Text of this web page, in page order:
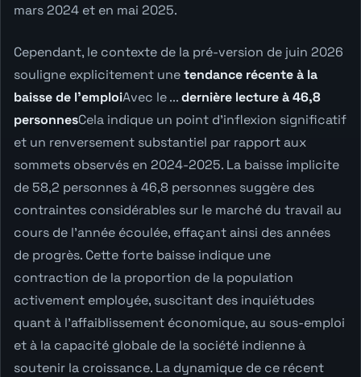
mars 2024 et en mai 2025.
Cependant, le contexte de la pré-version de juin 2026
souligne explicitement unetendance récente à la
baisse de l'emploiAvec le ...dernière lecture à 46,8
personnesCela indique un point d'inflexion significatif
et un renversement substantiel par rapport aux
sommets observés en 2024-2025. La baisse implicite
de 58,2 personnes à 46,8 personnes suggère des
contraintes considérables sur le marché du travail au
cours de l'année écoulée, effaçant ainsi des années
de progrès. Cette forte baisse indique une
contraction de la proportion de la population
activement employée, suscitant des inquiétudes
quant à l'affaiblissement économique, au sous-emploi
et à la capacité globale de la société indienne à
soutenir la croissance. La dynamique de ce récent